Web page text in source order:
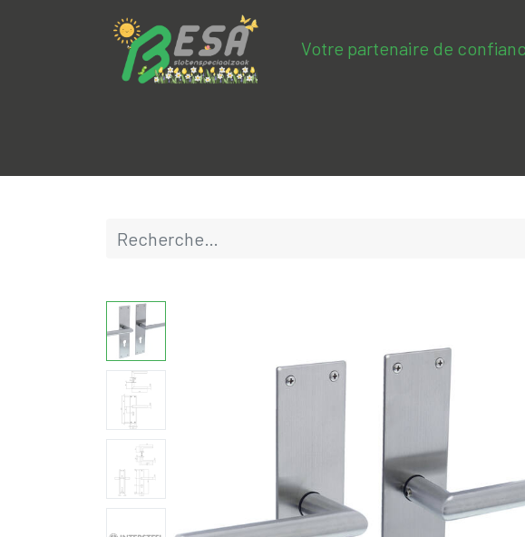
Votre partenaire de